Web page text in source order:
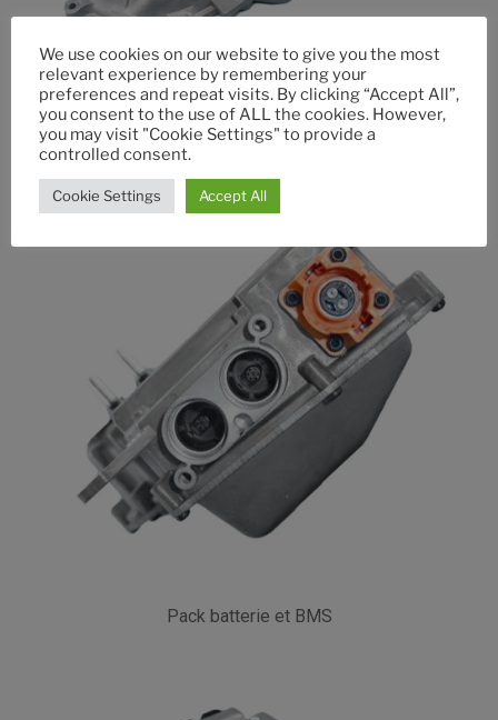
Transmission
Pack batterie et BMS
We use cookies on our website to give you the most
relevant experience by remembering your
preferences and repeat visits. By clicking “Accept All”,
you consent to the use of ALL the cookies. However,
you may visit "Cookie Settings" to provide a
controlled consent.
Cookie Settings Accept All